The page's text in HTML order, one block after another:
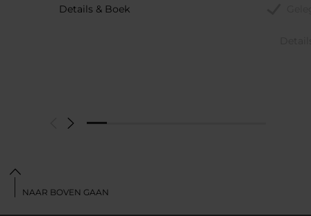
Details & Boek
NAAR BOVEN GAAN